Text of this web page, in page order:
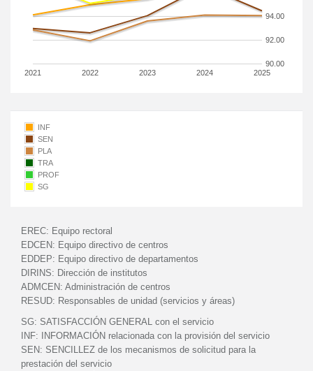
2021 2022 2023 2024 2025
90.00
92.00
94.00
INF
SEN
PLA
TRA
PROF
SG
EREC: Equipo rectoral
EDCEN: Equipo directivo de centros
EDDEP: Equipo directivo de departamentos
DIRINS: Dirección de institutos
ADMCEN: Administración de centros
RESUD: Responsables de unidad (servicios y áreas)
SG: SATISFACCIÓN GENERAL con el servicio
INF:
INFORMACIÓN relacionada con la provisión del servicio
SEN: SENCILLEZ de los mecanismos de solicitud para la
prestación del servicio